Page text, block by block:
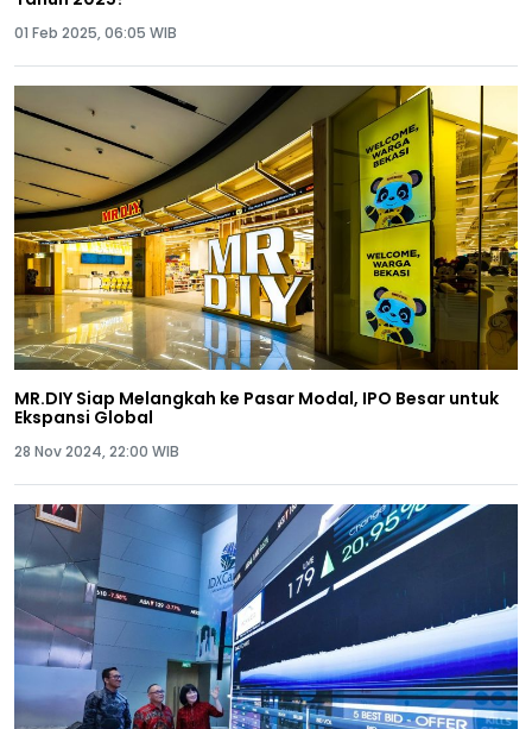
01 Feb 2025, 06:05 WIB
MR.DIY Siap Melangkah ke Pasar Modal, IPO Besar untuk
Ekspansi Global
28 Nov 2024, 22:00 WIB